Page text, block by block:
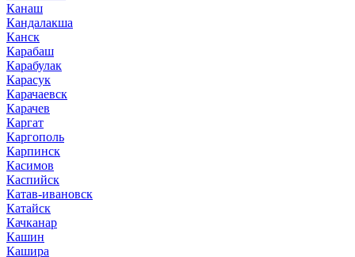
Канаш
Кандалакша
Канск
Карабаш
Карабулак
Карасук
Карачаевск
Карачев
Каргат
Каргополь
Карпинск
Касимов
Каспийск
Катав-ивановск
Катайск
Качканар
Кашин
Кашира